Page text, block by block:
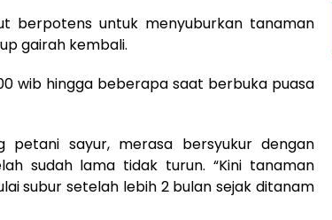
berpotens untuk menyuburkan tanaman
gairah kembali.
wib hingga beberapa saat berbuka puasa
petani sayur, merasa bersyukur dengan
sudah lama tidak turun. “Kini tanaman
subur setelah lebih 2 bulan sejak ditanam